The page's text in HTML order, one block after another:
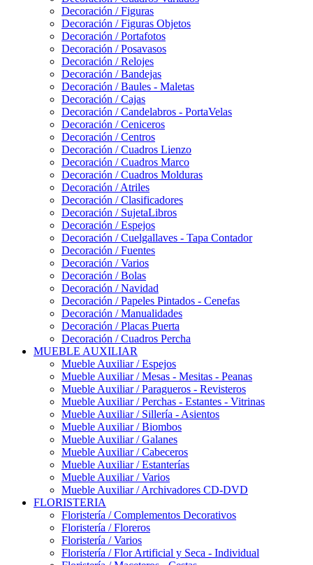
Decoración / Figuras
Decoración / Figuras Objetos
Decoración / Portafotos
Decoración / Posavasos
Decoración / Relojes
Decoración / Bandejas
Decoración / Baules - Maletas
Decoración / Cajas
Decoración / Candelabros - PortaVelas
Decoración / Ceniceros
Decoración / Centros
Decoración / Cuadros Lienzo
Decoración / Cuadros Marco
Decoración / Cuadros Molduras
Decoración / Atriles
Decoración / Clasificadores
Decoración / SujetaLibros
Decoración / Espejos
Decoración / Cuelgallaves - Tapa Contador
Decoración / Fuentes
Decoración / Varios
Decoración / Bolas
Decoración / Navidad
Decoración / Papeles Pintados - Cenefas
Decoración / Manualidades
Decoración / Placas Puerta
Decoración / Cuadros Percha
MUEBLE AUXILIAR
Mueble Auxiliar / Espejos
Mueble Auxiliar / Mesas - Mesitas - Peanas
Mueble Auxiliar / Paragueros - Revisteros
Mueble Auxiliar / Perchas - Estantes - Vitrinas
Mueble Auxiliar / Sillería - Asientos
Mueble Auxiliar / Biombos
Mueble Auxiliar / Galanes
Mueble Auxiliar / Cabeceros
Mueble Auxiliar / Estanterías
Mueble Auxiliar / Varios
Mueble Auxiliar / Archivadores CD-DVD
FLORISTERIA
Floristería / Complementos Decorativos
Floristería / Floreros
Floristería / Varios
Floristería / Flor Artificial y Seca - Individual